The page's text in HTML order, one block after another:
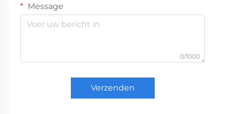
Message
0/1000
Verzenden